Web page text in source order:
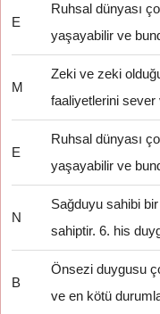
E
Ruhsal dünyası
yaşayabilir ve
M
Zeki ve zeki
faaliyetlerini sever
E
Ruhsal dünyası
yaşayabilir ve
N
Sağduyu sahibi
sahiptir. 6. his
B
Önsezi duygusu
ve en kötü